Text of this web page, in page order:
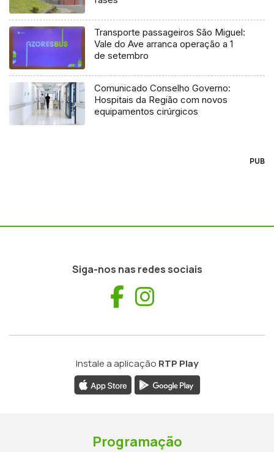
Transporte passageiros São Miguel:
Vale do Ave arranca operação a 1
de setembro
Comunicado Conselho Governo:
Hospitais da Região com novos
equipamentos cirúrgicos
PUB
Siga-nos nas redes sociais
Facebook
Instale a aplicação RTP Play
Programação